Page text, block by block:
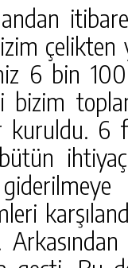
çelikten
6 bin
bizim
kuruldu. 6